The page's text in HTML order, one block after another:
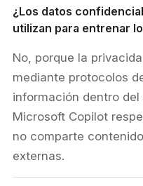
¿Los datos
utilizan para entrenar
No, porque la
mediante protocolos
información dentro
Microsoft Copilot
no comparte
externas.